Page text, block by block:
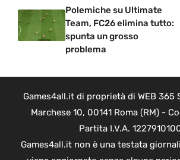
Polemiche su Ultimate
Team, FC26 elimina tutto:
spunta un grosso
problema
Games4all.it di proprietà di WEB 365
Marchese 10, 00141 Roma (RM) -
Partita I.V.A.
Games4all.it non è una testata